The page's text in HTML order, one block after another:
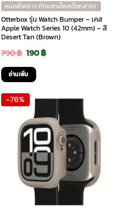
หมดชั่วคราว ทักแชทเช็คสต๊อกสาขา
Otterbox รุ่น Watch Bumper – เคส
Apple Watch Series 10 (42mm) – สี
Desert Tan (Brown)
790฿ Original
price
was:
790 ฿.
190฿Current
190 ฿.
อ่านเพิ่ม
-76%